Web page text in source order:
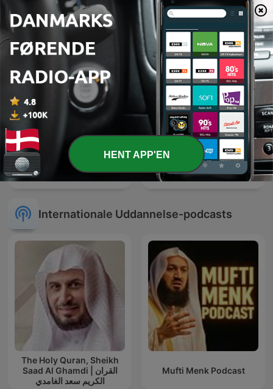
Sjakket
with Marta]
Mægtige Middelalder
English Unlocked：Slow
English Podcast
Internationale Uddannelse-podcasts
The Holy Quran, Sheikh
Saad Al Ghamdi | القران
الكريم سعد الغامدي
Mufti Menk Podcast
HENT APP'EN